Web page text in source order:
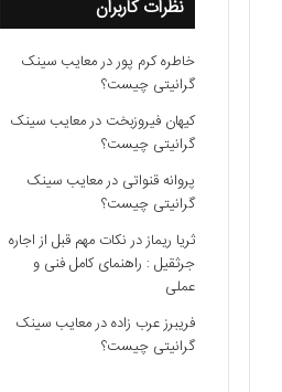
نظرات کاربران
خاطره کرم پوردرمعایب سینک
گرانیتی چیست؟
کیهان فیروزبخت درمعایب سینک
گرانیتی چیست؟
پروانه قنواتی درمعایب سینک
گرانیتی چیست؟
ثریا ریمازدرنکات مهم قبل از اجاره
جرثقیل : راهنمای کامل فنی و
عملی
فریبرز عرب زادهدرمعایب سینک
گرانیتی چیست؟